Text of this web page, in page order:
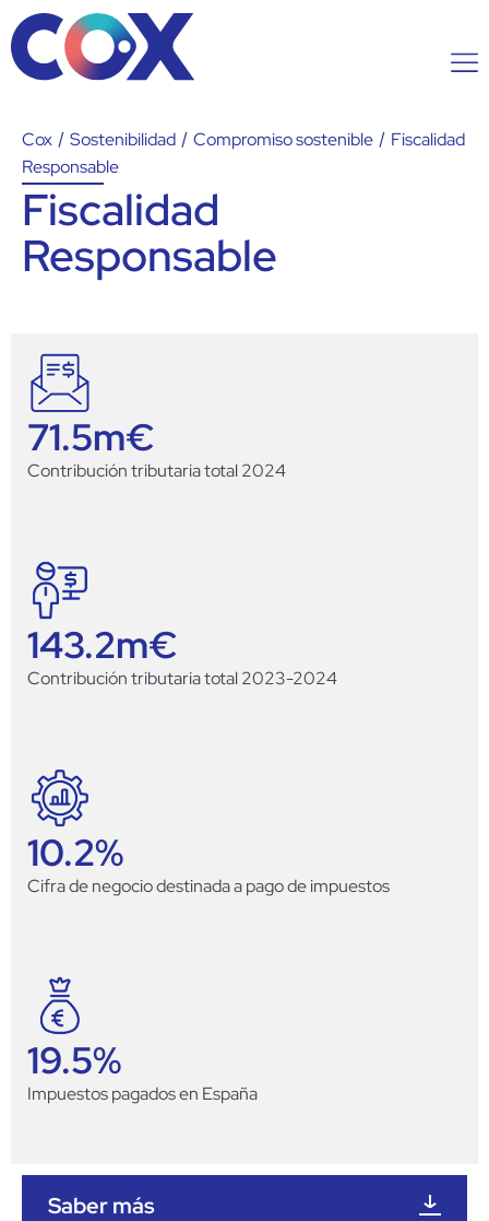
Cox / Sostenibilidad / Compromiso sostenible / Fiscalidad
Responsable
Fiscalidad
Responsable
Contribución tributaria total 2024
71.5m€
Contribución tributaria total 2023-2024
143.2m€
Cifra de negocio destinada a pago de impuestos
10.2%
Impuestos pagados en España
19.5%
Saber más